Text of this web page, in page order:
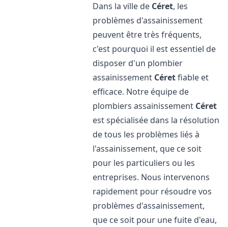
Dans la ville de Céret, les
problèmes d'assainissement
peuvent être très fréquents,
c'est pourquoi il est essentiel de
disposer d'un plombier
assainissement Céretfiable et
efficace. Notre équipe de
plombiers assainissement Céret
est spécialisée dans la résolution
de tous les problèmes liés à
l'assainissement, que ce soit
pour les particuliers ou les
entreprises. Nous intervenons
rapidement pour résoudre vos
problèmes d'assainissement,
que ce soit pour une fuite d'eau,